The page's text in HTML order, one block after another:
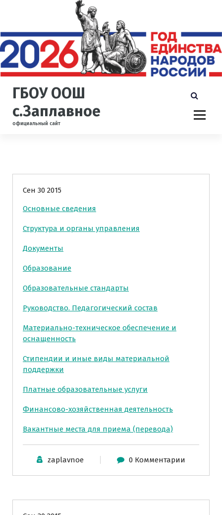
е
й
т
и
ГБОУ ООШ
с.Заплавное
официальный сайт
Сен 30 2015
Основные сведения
Структура и органы управления
Документы
Образование
Образовательные стандарты
Руководство. Педагогический состав
Материально-техническое обеспечение и
оснащенность
Стипендии и иные виды материальной
поддержки
Платные образовательные услуги
Финансово-хозяйственная деятельность
Вакантные места для приема (перевода)
zaplavnoe 0 Комментарии